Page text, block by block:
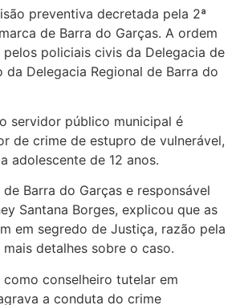
preventiva decretada pela 2ª
de Barra do Garças. A ordem
policiais civis da Delegacia de
Delegacia Regional de Barra do
servidor público municipal é
de crime de estupro de vulnerável,
adolescente de 12 anos.
Barra do Garças e responsável
Santana Borges, explicou que as
em segredo de Justiça, razão pela
detalhes sobre o caso.
como conselheiro tutelar em
a conduta do crime